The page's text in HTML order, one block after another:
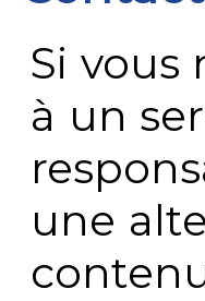
Si vous
à un
une